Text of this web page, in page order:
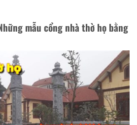
mẫu cổng nhà thờ họ bằng